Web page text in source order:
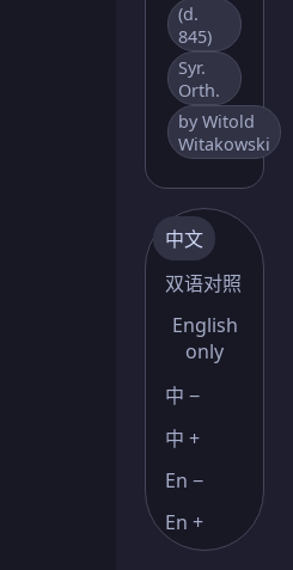
(d.
845)
Syr.
Orth.
by Witold
Witakowski
中文
双语对照
English
only
中 −
中 +
En −
En +